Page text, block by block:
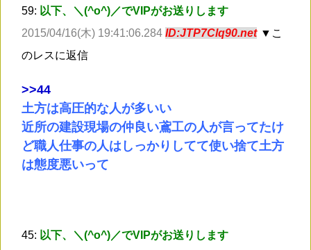
59: 以下、＼(^o^)／でVIPがお送りします
2015/04/16(木) 19:41:06.284 ID:JTP7Clq90.net ▼こ
のレスに返信
>>44
土方は高圧的な人が多いい
近所の建設現場の仲良い鳶工の人が言ってたけ
ど職人仕事の人はしっかりしてて使い捨て土方
は態度悪いって
45: 以下、＼(^o^)／でVIPがお送りします